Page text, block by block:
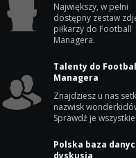
Największy, w pełni
dostępny zestaw
piłkarzy do Football
Managera.
Talenty do
Managera
Znajdziesz u nas
nazwisk
Sprawdź je
Polska baza
dyskusja